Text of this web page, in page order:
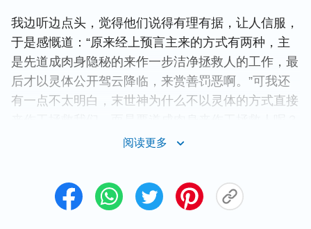
我边听边点头，觉得他们说得有理有据，让人信服，
于是感慨道：“原来经上预言主来的方式有两种，主
是先道成肉身隐秘的来作一步洁净拯救人的工作，最
后才以灵体公开驾云降临，来赏善罚恶啊。”可我还
有一点不太明白，末世神为什么不以灵体的方式直接
于是，我把我的困惑跟姊妹说了。（未完待续）
我们先看几段神的话吧。”说着姐妹把神的话发到了
对话框里，我认真地读了起来：“三步作工中只有一
阅读更多